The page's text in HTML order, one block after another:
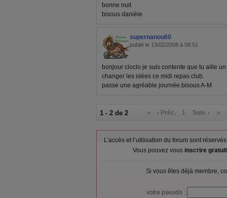
bonne nuit
bisous danièle
supernanou60
publié le 13/02/2008 à 08:51
bonjour cloclo je suis contente que tu aille
changer les idées ce midi repas club.
passe une agréable journée.bisous A-M
1 - 2 de 2 « ‹ Préc. 1 Suiv. › »
L’accès et l’utilisation du forum sont
Vous pouvez vous inscrire
Si vous êtes déjà membre,
votre pseudo :